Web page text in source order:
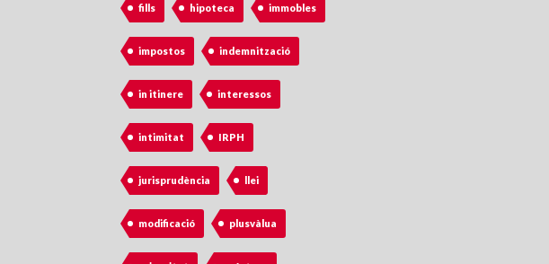
fills hipoteca immobles
impostos indemnització
in itinere interessos
intimitat IRPH
jurisprudència llei
modificació plusvàlua